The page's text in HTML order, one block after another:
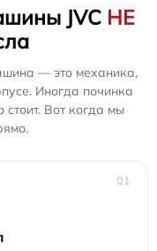
JVC НЕ
— это механика,
Иногда починка
стоит. Вот когда мы
01